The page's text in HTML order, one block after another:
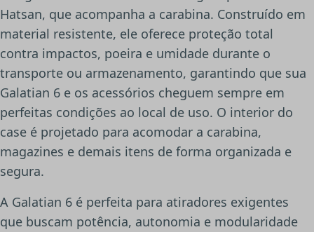
Hatsan, que acompanha a carabina. Construído em
material resistente, ele oferece proteção total
contra impactos, poeira e umidade durante o
transporte ou armazenamento, garantindo que sua
Galatian 6 e os acessórios cheguem sempre em
perfeitas condições ao local de uso. O interior do
case é projetado para acomodar a carabina,
magazines e demais itens de forma organizada e
segura.
A Galatian 6 é perfeita para atiradores exigentes
que buscam potência, autonomia e modularidade